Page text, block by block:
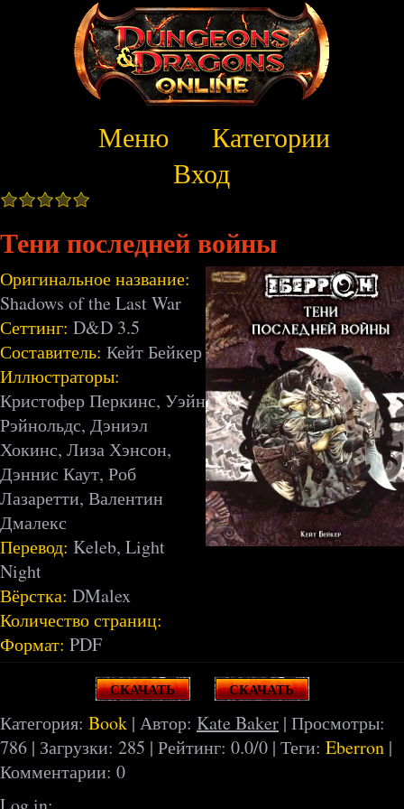
Меню
Категории
Вход
Тени последней войны
Оригинальное название:
Shadows of the Last War
Сеттинг: D&D 3.5
Составитель: Кейт Бейкер
Иллюстраторы:
Кристофер Перкинс, Уэйн
Рэйнольдс, Дэниэл
Хокинс, Лиза Хэнсон,
Дэннис Каут, Роб
Лазаретти, Валентин
Дмалекс
Перевод: Keleb, Light
Night
Вёрстка: DMalex
Количество страниц:
Формат: PDF
СКАЧАТЬ СКАЧАТЬ
Категория: Book | Автор: Kate Baker | Просмотры:
786 | Загрузки: 285 | Рейтинг: 0.0/0 | Теги: Eberron |
Комментарии: 0